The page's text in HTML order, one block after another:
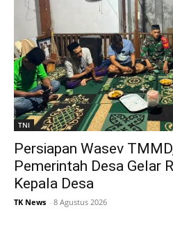
TNI
Persiapan Wasev
Pemerintah Desa Gelar
Kepala Desa
TK News - 8 Agustus 2026